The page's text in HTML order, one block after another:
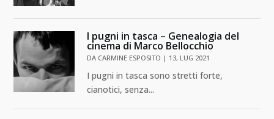
I pugni in tasca – Genealogia del
cinema di Marco Bellocchio
DA CARMINE ESPOSITO | 13, LUG 2021
I pugni in tasca sono stretti forte,
cianotici, senza...